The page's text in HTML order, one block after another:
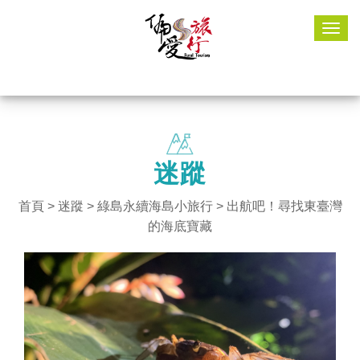
迷蹤
首頁> 迷蹤 > 綠島永續海島小旅行> 出航吧！尋找東臺灣
的海底寶藏